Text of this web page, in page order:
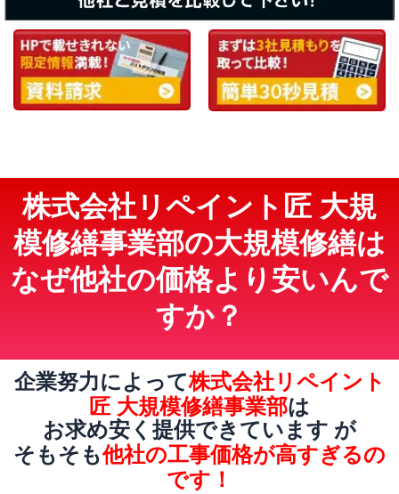
株式会社リペイント匠 大規
模修繕事業部の大規模修繕は
なぜ他社の価格より安いんで
すか？
企業努力によって株式会社リペイント
匠 大規模修繕事業部は
お求め安く提供できています が
そもそも他社の工事価格が高すぎるの
です！